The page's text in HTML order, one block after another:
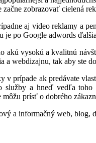
zobrazovať cielená
aj video reklamy a
je po Google adwords
vysokú a kvalitnú
a webdizajnu, tak aby ste
v prípade ak predávate
služby a hneď vedľa
prísť o dobrého
a informačný web, blog,